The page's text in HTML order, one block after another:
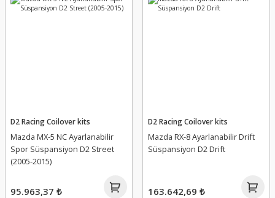
D2 Racing Coilover kits
Mazda MX-5 NC Ayarlanabilir
Spor Süspansiyon D2 Street
(2005-2015)
95.963,37 ₺
D2 Racing Coilover kits
Mazda RX-8 Ayarlanabilir Drift
Süspansiyon D2 Drift
163.642,69 ₺